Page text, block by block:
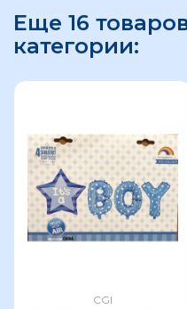
Еще 16
категории:
CGI